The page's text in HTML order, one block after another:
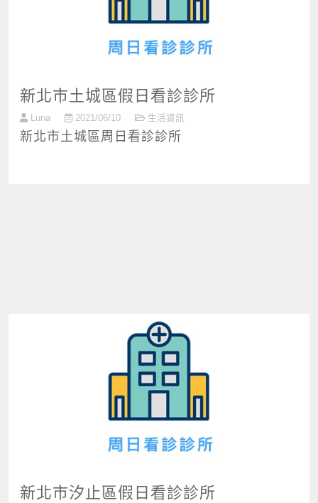
新北市土城區假日看診診所
Luna 2021/06/10 生活資訊
新北市土城區周日看診診所
新北市汐止區假日看診診所